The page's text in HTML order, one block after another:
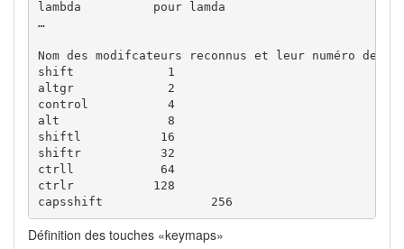
lambda          pour lamda
…
Nom des modifcateurs reconnus et leur numéro de
shift		  1
altgr		  2
control		  4
alt		  8
shiftl		 16
shiftr		 32
ctrll		 64
ctrlr		128
capsshift		256
Définition des touches «keymaps»